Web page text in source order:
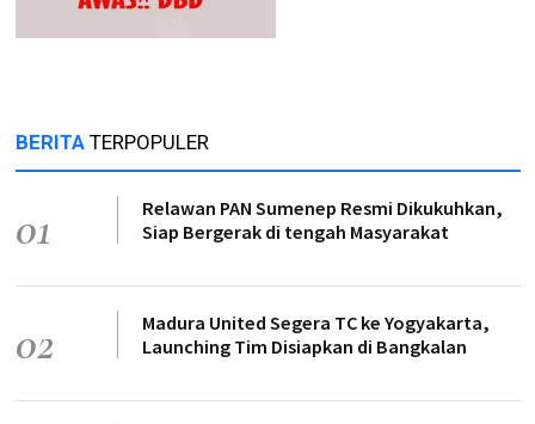
BERITA TERPOPULER
01
Relawan PAN Sumenep Resmi Dikukuhkan,
Siap Bergerak di tengah Masyarakat
02
Madura United Segera TC ke Yogyakarta,
Launching Tim Disiapkan di Bangkalan